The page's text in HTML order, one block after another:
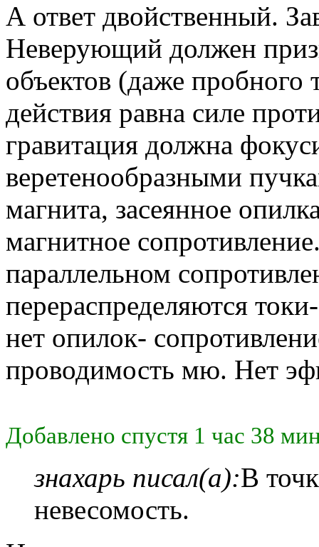
А ответ двойственный.
Неверующий должен
объектов (даже пробного
действия равна силе
гравитация должна
веретенообразными
магнита, засеянное
магнитное
параллельном
перераспределяются
нет опилок-
проводимость мю. Нет
Добавлено спустя 1 час 38
знахарь писал(а):В
невесомость.